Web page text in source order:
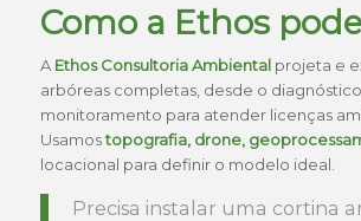
Como a Ethos
A Ethos Consultoria Ambientalprojeta e
arbóreas completas, desde o
monitoramento para atender licenças
Usamostopografia, drone,
locacional para definir o modelo ideal.
Precisa instalar uma cortina